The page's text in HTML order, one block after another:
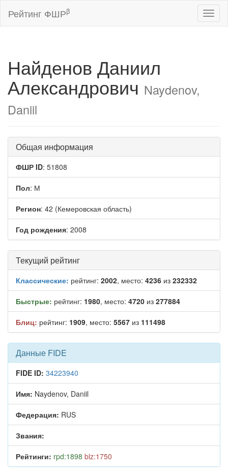
Рейтинг ФШРβ
Найденов Даниил
Александрович Naydenov,
Daniil
Общая информация
ФШР ID: 51808
Пол: М
Регион: 42 (Кемеровская область)
Год рождения: 2008
Текущий рейтинг
Классические: рейтинг: 2002, место: 4236 из 232332
Быстрые: рейтинг: 1980, место: 4720 из 277884
Блиц: рейтинг: 1909, место: 5567 из 111498
Данные FIDE
FIDE ID: 34223940
Имя: Naydenov, Daniil
Федерация: RUS
Звания:
Рейтинги: rpd:1898 blz:1750